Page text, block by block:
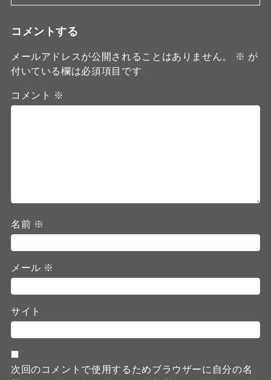
コメントする
メールアドレスが公開されることはありません。 ※ が
付いている欄は必須項目です
コメント ※
名前 ※
メール ※
サイト
次回のコメントで使用するためブラウザーに自分の名